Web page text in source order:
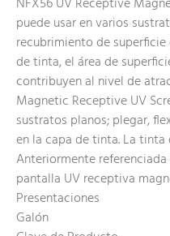
puede usar en varios
recubrimiento de
de tinta, el área de
contribuyen al nivel de
Magnetic Receptive UV
sustratos planos; plegar,
en la capa de tinta. La
Anteriormente
pantalla UV receptiva
Presentaciones
Galón